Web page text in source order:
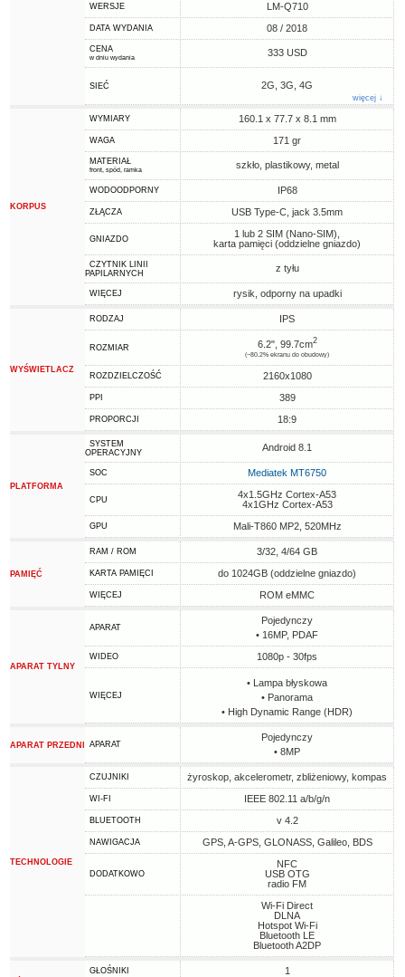
WERSJE LM-Q710
DATA WYDANIA 08 / 2018
CENA
w dniu wydania 333 USD
SIEĆ 2G, 3G, 4G
więcej ↓
KORPUS
WYMIARY 160.1 x 77.7 x 8.1 mm
WAGA 171 gr
MATERIAŁ
front, spód, ramka szkło, plastikowy, metal
WODOODPORNY IP68
ZŁĄCZA USB Type-C, jack 3.5mm
GNIAZDO
1 lub 2 SIM (Nano-SIM),
karta pamięci (oddzielne gniazdo)
CZYTNIK LINII
PAPILARNYCH
z tyłu
WIĘCEJ rysik, odporny na upadki
WYŚWIETLACZ
RODZAJ IPS
ROZMIAR 6.2", 99.7cm2
(~80.2% ekranu do obudowy)
ROZDZIELCZOŚĆ 2160x1080
PPI 389
PROPORCJI 18:9
PLATFORMA
SYSTEM
OPERACYJNY
Android 8.1
SOC Mediatek MT6750
CPU
4x1.5GHz Cortex-A53
4x1GHz Cortex-A53
GPU Mali-T860 MP2, 520MHz
PAMIĘĆ
RAM / ROM 3/32, 4/64 GB
KARTA PAMIĘCI do 1024GB (oddzielne gniazdo)
WIĘCEJ ROM eMMC
APARAT TYLNY
APARAT
Pojedynczy
• 16MP, PDAF
WIDEO 1080p - 30fps
WIĘCEJ
• Lampa błyskowa
• Panorama
• High Dynamic Range (HDR)
APARAT PRZEDNI APARAT
Pojedynczy
• 8MP
TECHNOLOGIE
CZUJNIKI żyroskop, akcelerometr, zbliżeniowy, kompas
WI-FI IEEE 802.11 a/b/g/n
BLUETOOTH v 4.2
NAWIGACJA GPS, A-GPS, GLONASS, Galileo, BDS
DODATKOWO
NFC
USB OTG
radio FM
Wi-Fi Direct
DLNA
Hotspot Wi-Fi
Bluetooth LE
Bluetooth A2DP
GŁOŚNIKI 1